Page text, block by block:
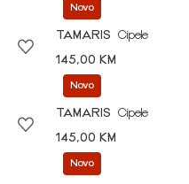
Novo
TAMARIS
Cipele
145,00 KM
Novo
TAMARIS
Cipele
145,00 KM
Novo